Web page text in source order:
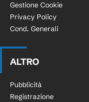
Gestione Cookie
Privacy Policy
Cond. Generali
ALTRO
Pubblicità
Registrazione